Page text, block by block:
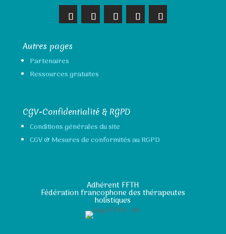
Autres pages
Partenaires
Ressources gratuites
CGV-Confidentialité & RGPD
Conditions générales du site
CGV & Mesures de conformités au RGPD
Adhérent FFTH
Fédération francophone des thérapeutes
holistiques